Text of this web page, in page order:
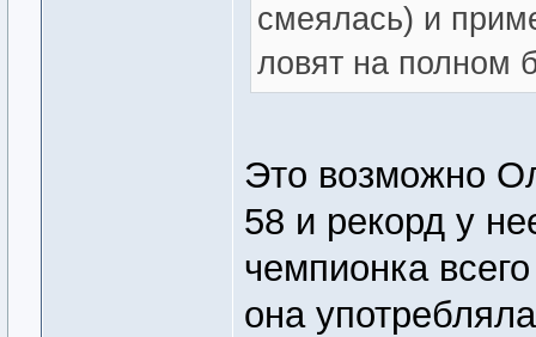
смеялась) и
ловят на полном
Это возможно
58 и рекорд у
чемпионка
она